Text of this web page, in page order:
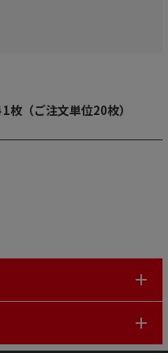
枚（ご注文単位20枚）